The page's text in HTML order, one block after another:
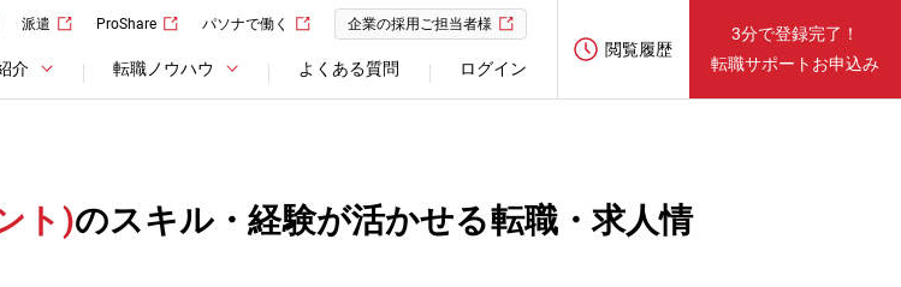
派遣 ProShare パソナで働く 企業の採用ご担当者様
介 転職ノウハウ よくある質問 ログイン
閲覧履歴
3分で登録完了！
転職サポートお申込み
ト)のスキル・経験が活かせる転職・求人情